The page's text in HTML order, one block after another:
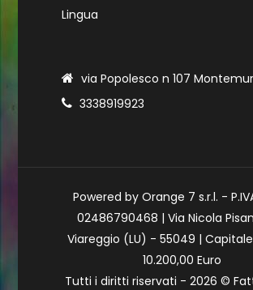
Lingua
via Popolesco n 107
3338919923
Powered by Orange 7 s.r.l. -
02486790468 | Via Nicola
Viareggio (LU) - 55049 |
10.200,00 Euro
Tutti i diritti riservati - 2026 ©